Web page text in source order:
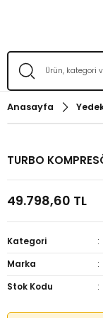
Anasayfa
TURBO
49.798,60 TL
Kategori
Marka
Stok Kodu